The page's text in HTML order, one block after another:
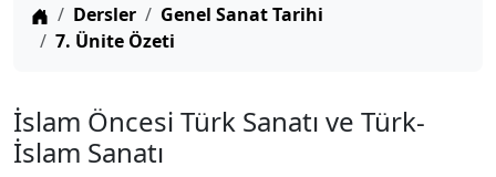
Anasayfa
Dersler
Genel Sanat Tarihi
7. Ünite Özeti
İslam Öncesi Türk Sanatı ve Türk-
İslam Sanatı